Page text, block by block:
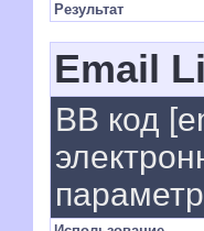
Результат
Email
BB код